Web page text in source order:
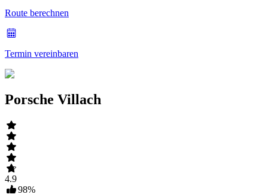
Route berechnen
Termin vereinbaren
Porsche Villach
4.9
98%